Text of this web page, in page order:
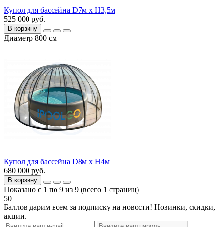
Купол для бассейна D7м х H3,5м
525 000 руб.
В корзину
Диаметр 800 см
Купол для бассейна D8м х H4м
680 000 руб.
В корзину
Показано с 1 по 9 из 9 (всего 1 страниц)
50
Баллов дарим всем за подписку на новости! Новинки, скидки,
акции.